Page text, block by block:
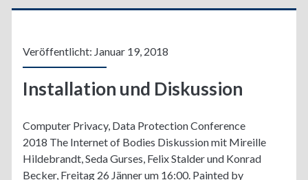
Veröffentlicht: Januar 19, 2018
Installation und Diskussion
Computer Privacy, Data Protection Conference
2018 The Internet of Bodies Diskussion mit Mireille
Hildebrandt, Seda Gurses, Felix Stalder und Konrad
Becker, Freitag 26 Jänner um 16:00. Painted by